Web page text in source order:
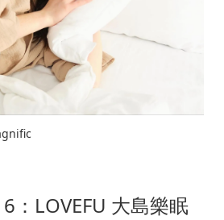
：LOVEFU 大島樂眠